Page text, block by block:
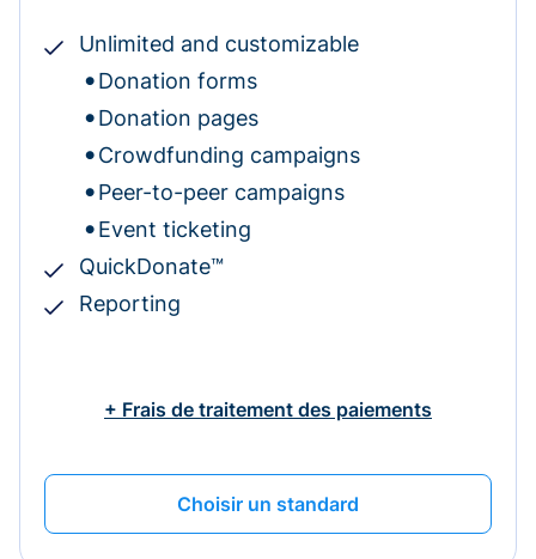
Unlimited and customizable
Donation forms
Donation pages
Crowdfunding campaigns
Peer-to-peer campaigns
Event ticketing
QuickDonate™
Reporting
+ Frais de traitement des paiements
Choisir un standard